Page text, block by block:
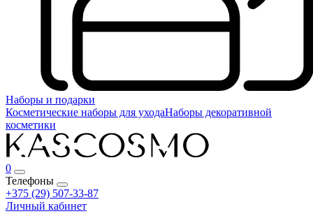
Наборы и подарки
Косметические наборы для уходаНаборы декоративной
косметики
0
Телефоны
+375 (29) 507-33-87
Личный кабинет